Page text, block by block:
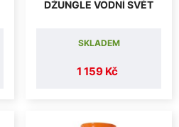
DŽUNGLE VODNÍ SVĚT
1 159 Kč
SKLADEM